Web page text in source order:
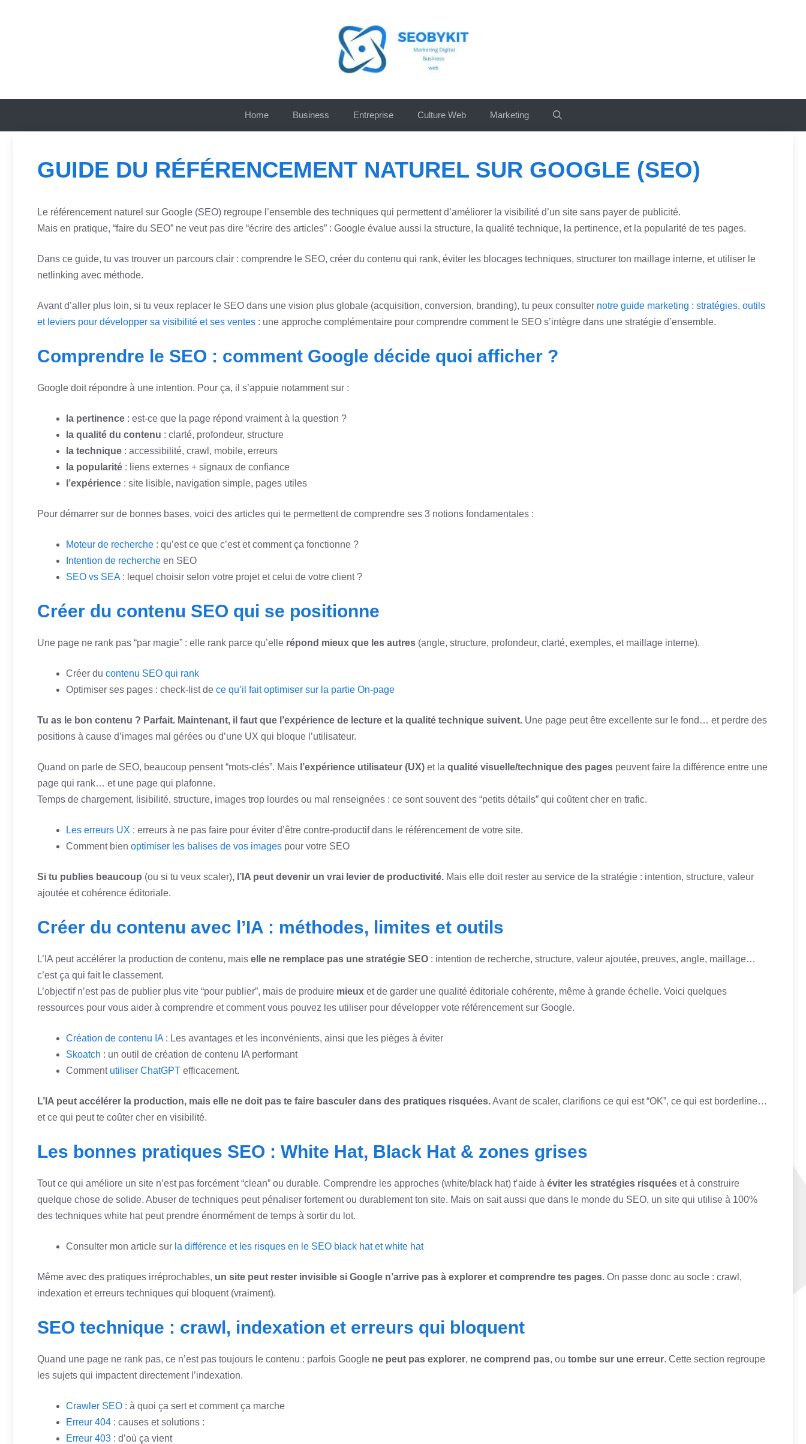
Home Business Entreprise Culture Web Marketing
GUIDE DU RÉFÉRENCEMENT NATUREL SUR GOOGLE (SEO)
Le référencement naturel sur Google (SEO) regroupe l’ensemble des techniques qui permettent d’améliorer la visibilité d’un site sans payer de publicité.
Mais en pratique, “faire du SEO” ne veut pas dire “écrire des articles” : Google évalue aussi la structure, la qualité technique, la pertinence, et la popularité de tes pages.
Dans ce guide, tu vas trouver un parcours clair : comprendre le SEO, créer du contenu qui rank, éviter les blocages techniques, structurer ton maillage interne, et utiliser le
netlinking avec méthode.
Avant d’aller plus loin, si tu veux replacer le SEO dans une vision plus globale (acquisition, conversion, branding), tu peux consulter notre guide marketing : stratégies, outils
et leviers pour développer sa visibilité et ses ventes : une approche complémentaire pour comprendre comment le SEO s’intègre dans une stratégie d’ensemble.
Comprendre le SEO : comment Google décide quoi afficher ?
Google doit répondre à une intention. Pour ça, il s’appuie notamment sur :
la pertinence : est-ce que la page répond vraiment à la question ?
la qualité du contenu : clarté, profondeur, structure
la technique : accessibilité, crawl, mobile, erreurs
la popularité : liens externes + signaux de confiance
l’expérience : site lisible, navigation simple, pages utiles
Pour démarrer sur de bonnes bases, voici des articles qui te permettent de comprendre ses 3 notions fondamentales :
Moteur de recherche : qu’est ce que c’est et comment ça fonctionne ?
Intention de recherche en SEO
SEO vs SEA : lequel choisir selon votre projet et celui de votre client ?
Créer du contenu SEO qui se positionne
Une page ne rank pas “par magie” : elle rank parce qu’elle répond mieux que les autres (angle, structure, profondeur, clarté, exemples, et maillage interne).
Créer du contenu SEO qui rank
Optimiser ses pages : check-list de ce qu’il fait optimiser sur la partie On-page
Tu as le bon contenu ? Parfait. Maintenant, il faut que l’expérience de lecture et la qualité technique suivent. Une page peut être excellente sur le fond… et perdre des
positions à cause d’images mal gérées ou d’une UX qui bloque l’utilisateur.
Quand on parle de SEO, beaucoup pensent “mots-clés”. Mais l’expérience utilisateur (UX) et la qualité visuelle/technique des pages peuvent faire la différence entre une
page qui rank… et une page qui plafonne.
Temps de chargement, lisibilité, structure, images trop lourdes ou mal renseignées : ce sont souvent des “petits détails” qui coûtent cher en trafic.
Les erreurs UX : erreurs à ne pas faire pour éviter d’être contre-productif dans le référencement de votre site.
Comment bien optimiser les balises de vos images pour votre SEO
Si tu publies beaucoup (ou si tu veux scaler), l’IA peut devenir un vrai levier de productivité. Mais elle doit rester au service de la stratégie : intention, structure, valeur
ajoutée et cohérence éditoriale.
Créer du contenu avec l’IA : méthodes, limites et outils
L’IA peut accélérer la production de contenu, mais elle ne remplace pas une stratégie SEO : intention de recherche, structure, valeur ajoutée, preuves, angle, maillage…
c’est ça qui fait le classement.
L’objectif n’est pas de publier plus vite “pour publier”, mais de produire mieux et de garder une qualité éditoriale cohérente, même à grande échelle. Voici quelques
ressources pour vous aider à comprendre et comment vous pouvez les utiliser pour développer vote référencement sur Google.
Création de contenu IA : Les avantages et les inconvénients, ainsi que les pièges à éviter
Skoatch : un outil de création de contenu IA performant
Comment utiliser ChatGPT efficacement.
L’IA peut accélérer la production, mais elle ne doit pas te faire basculer dans des pratiques risquées.Avant de scaler, clarifions ce qui est “OK”, ce qui est borderline…
et ce qui peut te coûter cher en visibilité.
Les bonnes pratiques SEO : White Hat, Black Hat & zones grises
Tout ce qui améliore un site n’est pas forcément “clean” ou durable. Comprendre les approches (white/black hat) t’aide à éviter les stratégies risquées et à construire
quelque chose de solide. Abuser de techniques peut pénaliser fortement ou durablement ton site. Mais on sait aussi que dans le monde du SEO, un site qui utilise à 100%
des techniques white hat peut prendre énormément de temps à sortir du lot.
Consulter mon article sur la différence et les risques en le SEO black hat et white hat
Même avec des pratiques irréprochables, un site peut rester invisible si Google n’arrive pas à explorer et comprendre tes pages. On passe donc au socle : crawl,
indexation et erreurs techniques qui bloquent (vraiment).
SEO technique : crawl, indexation et erreurs qui bloquent
Quand une page ne rank pas, ce n’est pas toujours le contenu : parfois Google ne peut pas explorer, ne comprend pas, ou tombe sur une erreur. Cette section regroupe
les sujets qui impactent directement l’indexation.
Crawler SEO : à quoi ça sert et comment ça marche
Erreur 404 : causes et solutions :
Erreur 403 : d’où ça vient